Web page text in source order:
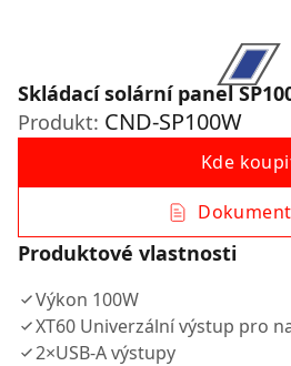
Skládací solární panel
Produkt: CND-SP100W
Kde
Produktové vlastnosti
Výkon 100W
XT60 Univerzální výstup pro
2×USB-A výstupy